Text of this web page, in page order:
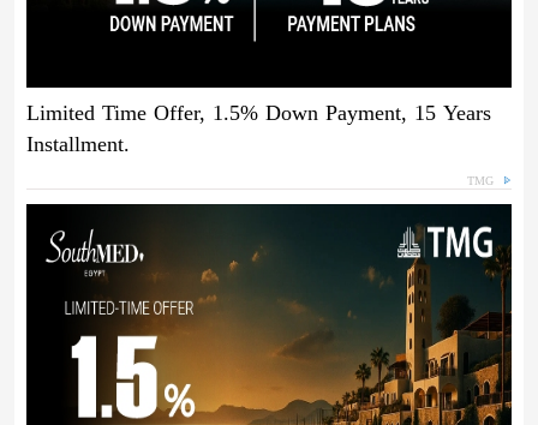
Limited Time Offer, 1.5% Down Payment, 15 Years
Installment.
TMG